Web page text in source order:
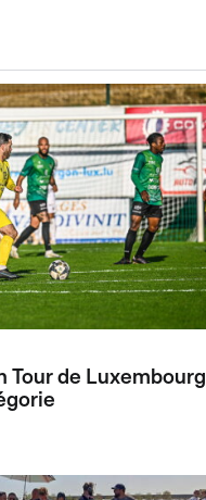
Tour de Luxembourg